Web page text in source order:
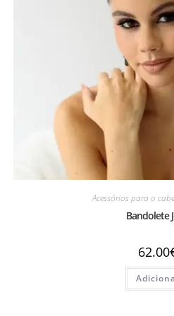
Acessórios para o
Bandolete
62.00